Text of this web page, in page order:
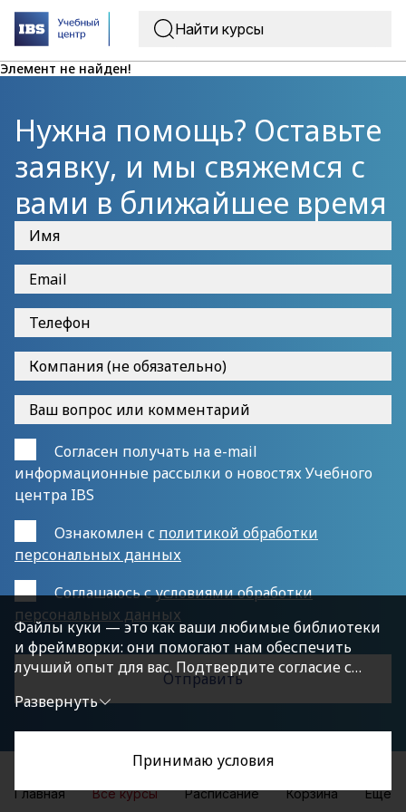
Элемент не найден!
Нужна помощь? Оставьте
заявку, и мы свяжемся с
вами в ближайшее время
Согласен получать на e-mail
информационные рассылки о новостях Учебного
центра IBS
Ознакомлен с политикой обработки
персональных данных
Cоглашаюсь сусловиями обработки
персональных данных
Главная Все курсы Расписание Корзина Еще
Файлы куки — это как ваши любимые библиотеки
и фреймворки: они помогают нам обеспечить
лучший опыт для вас. Подтвердите согласие с
политикой конфиденциальности, нажав
«Принимаю условия», чтобы продолжить.
Развернуть
Принимаю условия